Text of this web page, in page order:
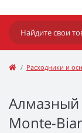
Расходники и
Алмазный
Monte-